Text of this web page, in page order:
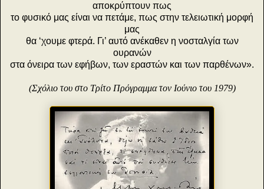
αποκρύπτουν πως
το φυσικό μας είναι να πετάμε, πως στην τελειωτική μορφή
μας
θα ‘χουμε φτερά. Γι’ αυτό ανέκαθεν η νοσταλγία των
ουρανών
στα όνειρα των εφήβων, των εραστών και των παρθένων».
(Σχόλιο του στο Τρίτο Πρόγραμμα τον Ιούνιο του 1979)